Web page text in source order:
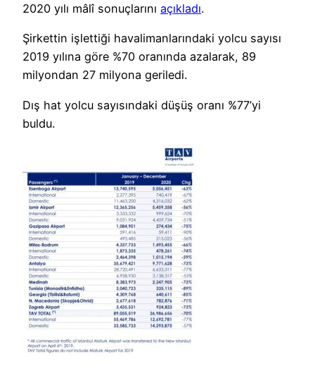
2020 yılı mâlî sonuçlarını açıkladı.
Şirkettin işlettiği havalimanlarındaki yolcu sayısı
2019 yılına göre %70 oranında azalarak, 89
milyondan 27 milyona geriledi.
Dış hat yolcu sayısındaki düşüş oranı %77’yi
buldu.